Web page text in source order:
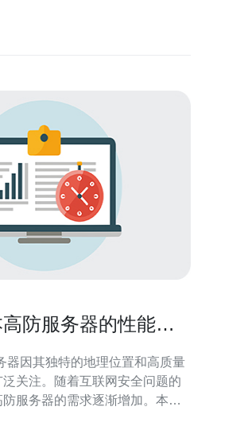
防服务器的性能与
关注。随着互联网安全问题的
服务器的需求逐渐增加。本文